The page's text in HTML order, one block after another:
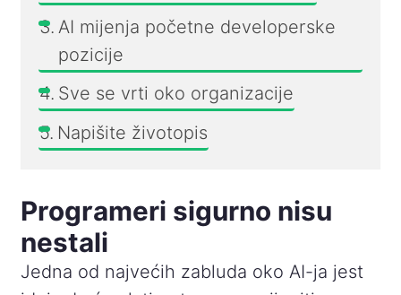
AI mijenja početne developerske
pozicije
Sve se vrti oko organizacije
Napišite životopis
Programeri sigurno nisu
nestali
Jedna od najvećih zabluda oko AI-ja jest